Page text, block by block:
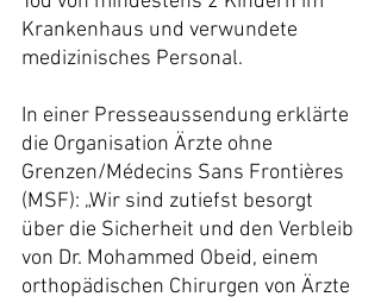
Krankenhaus und verwundete
medizinisches Personal.
In einer Presseaussendung erklärte
die Organisation Ärzte ohne
Grenzen/Médecins Sans Frontières
(MSF): „Wir sind zutiefst besorgt
über die Sicherheit und den Verbleib
von Dr. Mohammed Obeid, einem
orthopädischen Chirurgen von Ärzte